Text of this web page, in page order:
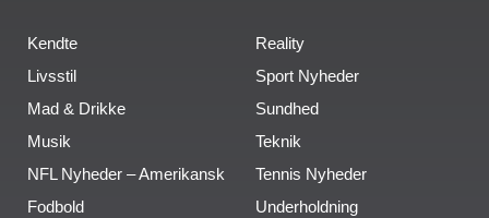
Kendte
Livsstil
Mad & Drikke
Musik
NFL Nyheder – Amerikansk
Fodbold
Reality
Sport Nyheder
Sundhed
Teknik
Tennis Nyheder
Underholdning